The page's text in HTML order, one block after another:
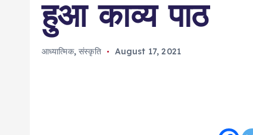
हुआ काव्य पाठ
आध्यात्मिक,संस्कृति August 17, 2021